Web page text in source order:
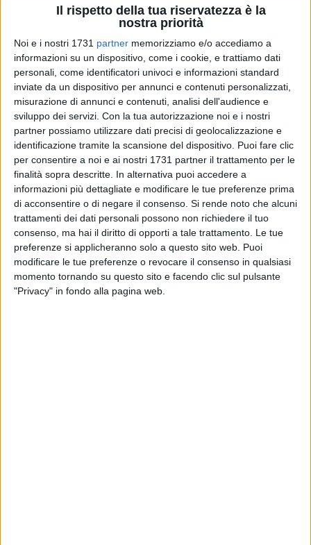
Il rispetto della tua riservatezza è la
nostra priorità
Noi e i nostri 1731 partner memorizziamo e/o accediamo a
informazioni su un dispositivo, come i cookie, e trattiamo dati
personali, come identificatori univoci e informazioni standard
inviate da un dispositivo per annunci e contenuti personalizzati,
misurazione di annunci e contenuti, analisi dell'audience e
sviluppo dei servizi. Con la tua autorizzazione noi e i nostri
partner possiamo utilizzare dati precisi di geolocalizzazione e
identificazione tramite la scansione del dispositivo. Puoi fare clic
per consentire a noi e ai nostri 1731 partner il trattamento per le
finalità sopra descritte. In alternativa puoi accedere a
informazioni più dettagliate e modificare le tue preferenze prima
di acconsentire o di negare il consenso. Si rende noto che alcuni
trattamenti dei dati personali possono non richiedere il tuo
consenso, ma hai il diritto di opporti a tale trattamento. Le tue
preferenze si applicheranno solo a questo sito web. Puoi
modificare le tue preferenze o revocare il consenso in qualsiasi
momento tornando su questo sito e facendo clic sul pulsante
"Privacy" in fondo alla pagina web.
75
Continuano ad arrivare in redazione le segnalazioni da parte
dei cittadini tranesi inerenti il mancato raccoglimento di
deiezioni canine da parte di proprietari indisciplinati. L'ultima
ci giunge da via Torino, traversa di via Giotto: inutile
commentare le foto che vi mostriamo a corredo dell'articolo,
a testimonianza di una cattiva abitudine che rimane
puntualmente impunita. I residenti si dicono stanchi di dover